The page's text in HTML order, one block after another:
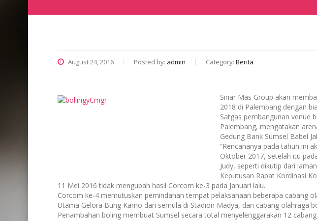
August 24, 2016 Posted by: admin Category: Berita
Sinar Mas Group akan
2018 di Palembang dengan
Satgas pembangunan venue
Palembang, mengatakan
Gedung Bank Sumsel Babel
“Rencananya pada tahun ini
Oktober 2017, setelah itu
Judy, seperti dikutip dari
Keputusan Rapat Kordinasi
11 Mei 2016 tidak mengubah hasil Corcom ke-3 pada Januari lalu.
Corcom ke-4 memutuskan pemindahan tempat pelaksanaan beberapa cabang
Utama Gelora Bung Karno dari semula di Stadion Madya, dan cabang olahraga
Penambahan boling membuat Sumsel secara total menyelenggarakan 12